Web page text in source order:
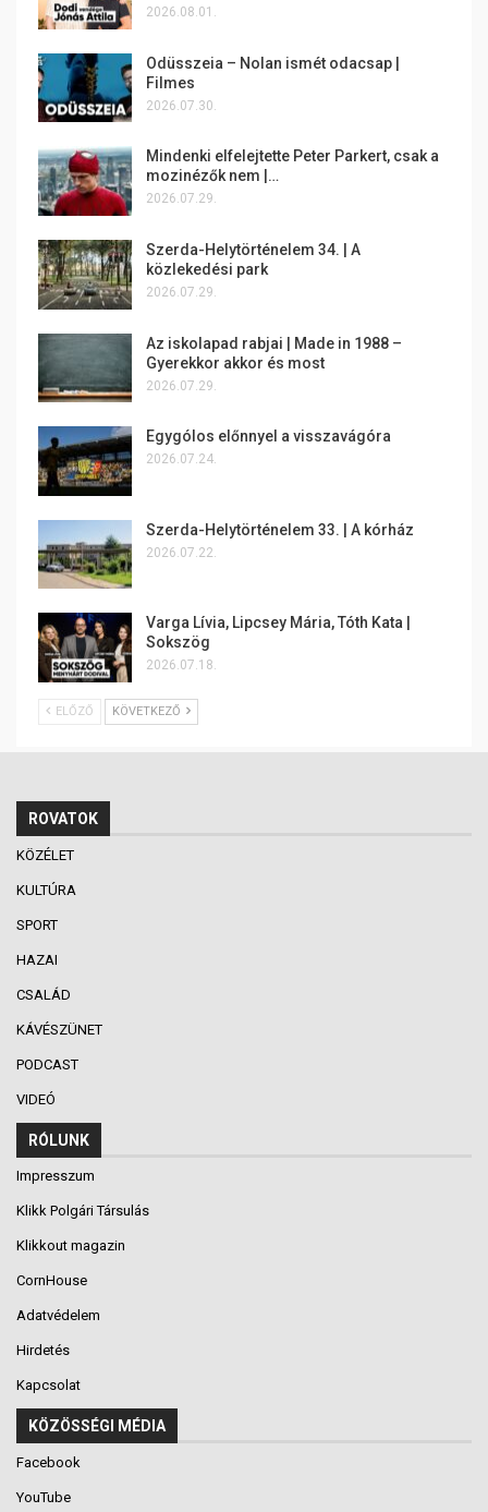
2026.08.01.
Odüsszeia – Nolan ismét odacsap |
Filmes
2026.07.30.
Mindenki elfelejtette Peter Parkert, csak a
mozinézők nem |…
2026.07.29.
Szerda-Helytörténelem 34. | A
közlekedési park
2026.07.29.
Az iskolapad rabjai | Made in 1988 –
Gyerekkor akkor és most
2026.07.29.
Egygólos előnnyel a visszavágóra
2026.07.24.
Szerda-Helytörténelem 33. | A kórház
2026.07.22.
Varga Lívia, Lipcsey Mária, Tóth Kata |
Sokszög
2026.07.18.
ELŐZŐ KÖVETKEZŐ
ROVATOK
KÖZÉLET
KULTÚRA
SPORT
HAZAI
CSALÁD
KÁVÉSZÜNET
PODCAST
VIDEÓ
RÓLUNK
Impresszum
Klikk Polgári Társulás
Klikkout magazin
CornHouse
Adatvédelem
Hirdetés
Kapcsolat
KÖZÖSSÉGI MÉDIA
Facebook
YouTube